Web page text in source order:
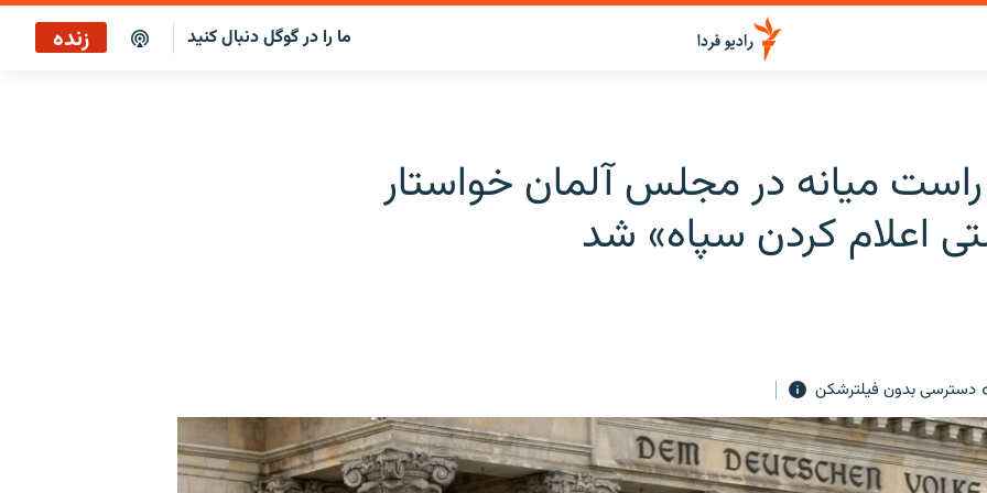
ما را در گوگل دنبال کنید زنده
راست میانه در مجلس آلمان خواستار
اعلام کردن سپاه»‌ شد
دسترسی بدون فیلترشکن